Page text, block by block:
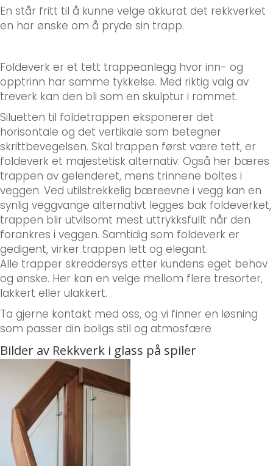
En står fritt til å kunne velge akkurat det rekkverket
en har ønske om å pryde sin trapp.
Foldeverk er et tett trappeanlegg hvor inn- og
opptrinn har samme tykkelse. Med riktig valg av
treverk kan den bli som en skulptur i rommet.
Siluetten til foldetrappen eksponerer det
horisontale og det vertikale som betegner
skrittbevegelsen. Skal trappen først være tett, er
foldeverk et majestetisk alternativ. Også her bæres
trappen av gelenderet, mens trinnene boltes i
veggen. Ved utilstrekkelig bæreevne i vegg kan en
synlig veggvange alternativt legges bak foldeverket,
trappen blir utvilsomt mest uttrykksfullt når den
forankres i veggen. Samtidig som foldeverk er
gedigent, virker trappen lett og elegant.
Alle trapper skreddersys etter kundens eget behov
og ønske. Her kan en velge mellom flere tresorter,
lakkert eller ulakkert.
Ta gjerne kontakt med oss, og vi finner en løsning
som passer din boligs stil og atmosfære
Bilder av Rekkverk i glass på spiler
Adresse*
Send